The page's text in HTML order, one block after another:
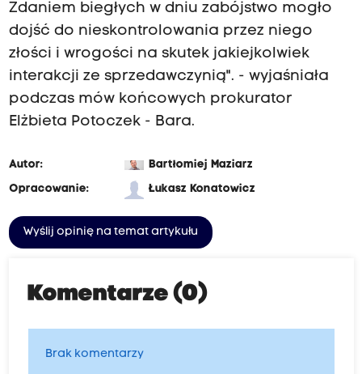
Zdaniem biegłych w dniu zabójstwo mogło
dojść do nieskontrolowania przez niego
złości i wrogości na skutek jakiejkolwiek
interakcji ze sprzedawczynią". - wyjaśniała
podczas mów końcowych prokurator
Elżbieta Potoczek - Bara.
Autor:
Bartłomiej Maziarz
Opracowanie:
Łukasz Konatowicz
Wyślij opinię na temat artykułu
Komentarze (0)
Brak komentarzy